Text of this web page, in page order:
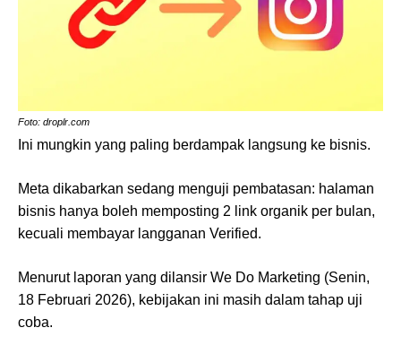
Foto: droplr.com
Ini mungkin yang paling berdampak langsung ke bisnis.
Meta dikabarkan sedang menguji pembatasan: halaman
bisnis hanya boleh memposting 2 link organik per bulan,
kecuali membayar langganan Verified.
Menurut laporan yang dilansir We Do Marketing (Senin,
18 Februari 2026), kebijakan ini masih dalam tahap uji
coba.